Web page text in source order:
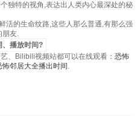
独特的视角,表达出人类内心最深处的秘
活的生命纹路,这些人那么普通,有那么强
朋友.
、播放时间?
、Bilibili视频站都可以在线观看： 恐怖
怖邻居大全播出时间 .